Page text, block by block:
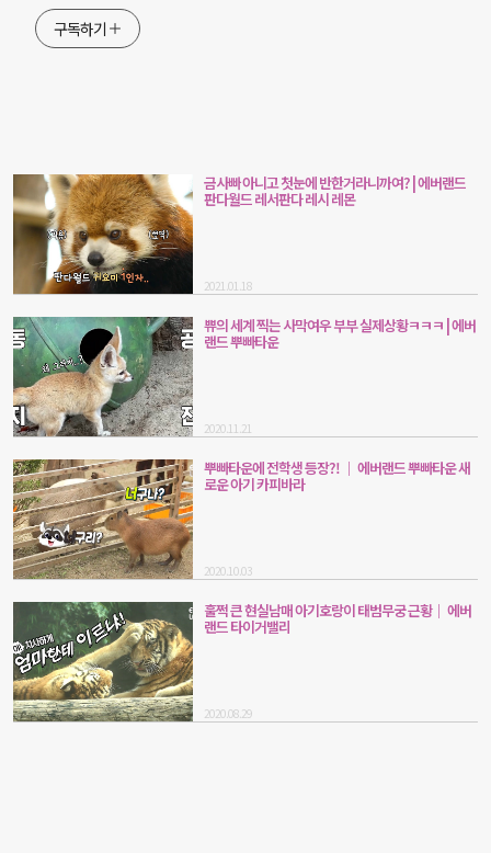
구독하기
금사빠 아니고 첫눈에 반한거라니까여? | 에버랜드
판다월드 레서판다 레시 레몬
2021.01.18
쀼의 세계 찍는 사막여우 부부 실제상황ㅋㅋㅋ | 에버
랜드 뿌빠타운
2020.11.21
뿌빠타운에 전학생 등장?! ｜ 에버랜드 뿌빠타운 새
로운 아기 카피바라
2020.10.03
훌쩍 큰 현실남매 아기호랑이 태범무궁 근황｜ 에버
랜드 타이거밸리
2020.08.29